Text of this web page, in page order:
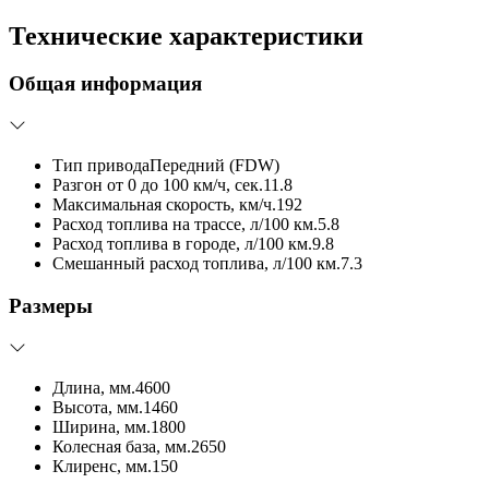
Технические характеристики
Общая информация
Тип приводаПередний (FDW)
Разгон от 0 до 100 км/ч, сек.11.8
Максимальная скорость, км/ч.192
Расход топлива на трассе, л/100 км.5.8
Расход топлива в городе, л/100 км.9.8
Смешанный расход топлива, л/100 км.7.3
Размеры
Длина, мм.4600
Высота, мм.1460
Ширина, мм.1800
Колесная база, мм.2650
Клиренс, мм.150